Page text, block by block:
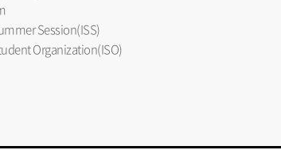
Session(ISS)
Organization(ISO)